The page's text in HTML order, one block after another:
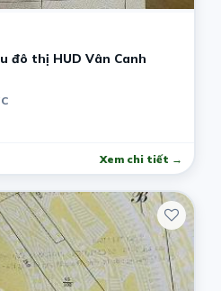
đô thị HUD Vân Canh
Xem chi tiết →